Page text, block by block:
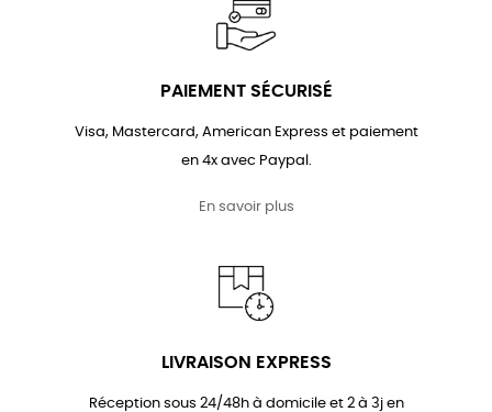
PAIEMENT SÉCURISÉ
Visa, Mastercard, American Express et paiement
en 4x avec Paypal.
En savoir plus
LIVRAISON EXPRESS
Réception sous 24/48h à domicile et 2 à 3j en